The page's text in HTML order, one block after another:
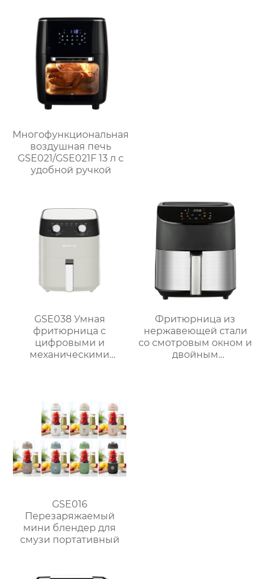
на природе
Многофункциональная
воздушная печь
GSE021/GSE021F 13 л с
удобной ручкой
GSE038 Умная
фритюрница с
цифровыми и
механическими
Фритюрница из
нержавеющей стали
со смотровым окном и
двойным
GSE016
Перезаряжаемый
мини блендер для
смузи портативный